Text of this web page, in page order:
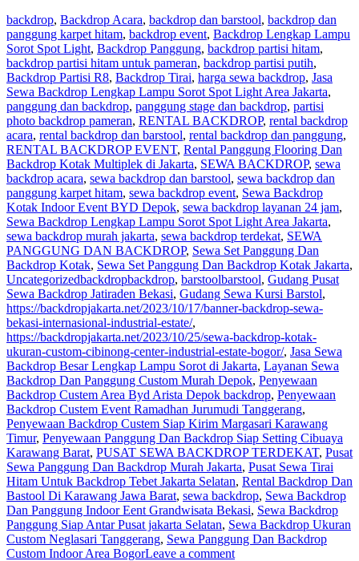
backdrop, Backdrop Acara, backdrop dan barstool, backdrop dan
panggung karpet hitam, backdrop event, Backdrop Lengkap Lampu
Sorot Spot Light, Backdrop Panggung, backdrop partisi hitam,
backdrop partisi hitam untuk pameran, backdrop partisi putih,
Backdrop Partisi R8, Backdrop Tirai, harga sewa backdrop, Jasa
Sewa Backdrop Lengkap Lampu Sorot Spot Light Area Jakarta,
panggung dan backdrop, panggung stage dan backdrop, partisi
photo backdrop pameran, RENTAL BACKDROP, rental backdrop
acara, rental backdrop dan barstool, rental backdrop dan panggung,
RENTAL BACKDROP EVENT, Rental Panggung Flooring Dan
Backdrop Kotak Multiplek di Jakarta, SEWA BACKDROP, sewa
backdrop acara, sewa backdrop dan barstool, sewa backdrop dan
panggung karpet hitam, sewa backdrop event, Sewa Backdrop
Kotak Indoor Event BYD Depok, sewa backdrop layanan 24 jam,
Sewa Backdrop Lengkap Lampu Sorot Spot Light Area Jakarta,
sewa backdrop murah jakarta, sewa backdrop terdekat, SEWA
PANGGUNG DAN BACKDROP, Sewa Set Panggung Dan
Backdrop Kotak, Sewa Set Panggung Dan Backdrop Kotak Jakarta,
Uncategorizedbackdropbackdrop, barstoolbarstool, Gudang Pusat
Sewa Backdrop Jatiraden Bekasi, Gudang Sewa Kursi Barstol,
https://backdropjakarta.net/2023/10/17/banner-backdrop-sewa-
bekasi-internasional-industrial-estate/,
https://backdropjakarta.net/2023/10/25/sewa-backdrop-kotak-
ukuran-custom-cibinong-center-industrial-estate-bogor/, Jasa Sewa
Backdrop Besar Lengkap Lampu Sorot di Jakarta, Layanan Sewa
Backdrop Dan Panggung Custom Murah Depok, Penyewaan
Backdrop Custem Area Byd Arista Depok backdrop, Penyewaan
Backdrop Custem Event Ramadhan Jurumudi Tanggerang,
Penyewaan Backdrop Custem Siap Kirim Margasari Karawang
Timur, Penyewaan Panggung Dan Backdrop Siap Setting Cibuaya
Karawang Barat, PUSAT SEWA BACKDROP TERDEKAT, Pusat
Sewa Panggung Dan Backdrop Murah Jakarta, Pusat Sewa Tirai
Hitam Untuk Backdrop Tebet Jakarta Selatan, Rental Backdrop Dan
Bastool Di Karawang Jawa Barat, sewa backdrop, Sewa Backdrop
Dan Panggung Indoor Eent Grandwisata Bekasi, Sewa Backdrop
Panggung Siap Antar Pusat jakarta Selatan, Sewa Backdrop Ukuran
Custom Neglasari Tanggerang, Sewa Panggung Dan Backdrop
Custom Indoor Area BogorLeave a comment